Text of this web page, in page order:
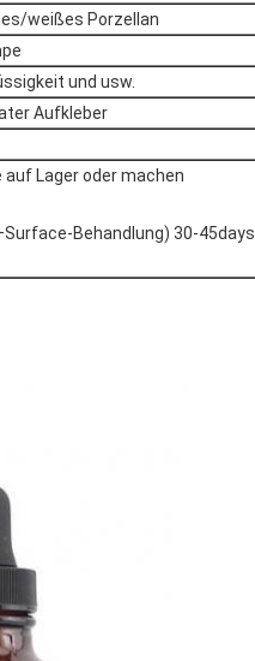
weißes Porzellan
und usw.
Aufkleber
auf Lager oder machen
Behandlung) 30-45days